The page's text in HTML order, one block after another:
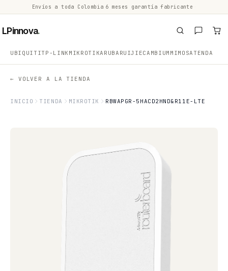
Envíos a toda Colombia 6 meses garantía fabricante
LPinnova.
UBIQUITITP-LINK MIKROTIKARUBA RUIJIECAMBIUM MIMOSATENDA
← VOLVER A LA TIENDA
INICIO TIENDA MIKROTIK RBWAPGR-5HACD2HND&R11E-LTE